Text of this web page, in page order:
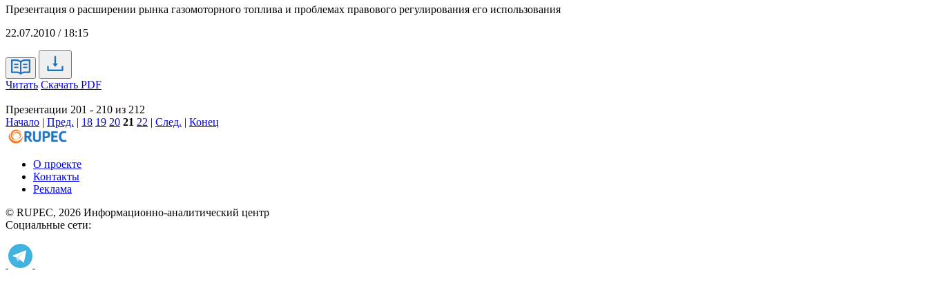
Презентация о расширении рынка газомоторного топлива и проблемах правового регулирования его использования
22.07.2010 / 18:15
Читать Скачать PDF
Презентации 201 - 210 из 212
Начало | Пред. | 18 19 20 21 22 | След. | Конец
О проекте
Контакты
Реклама
© RUPEC, 2026 Информационно-аналитический центр
Социальные сети: